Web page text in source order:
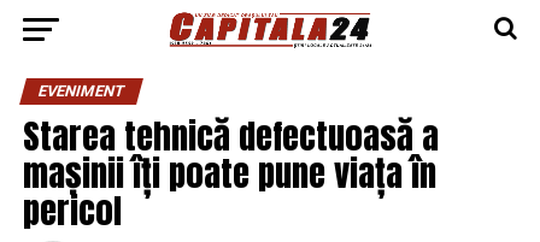
EVENIMENT
Starea tehnică defectuoasă a
mașinii îți poate pune viața în
pericol